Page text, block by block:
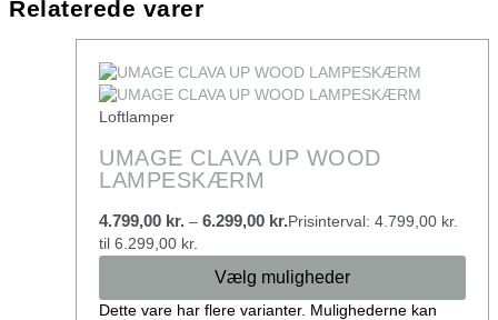
Relaterede varer
Loftlamper
UMAGE CLAVA UP WOOD
LAMPESKÆRM
4.799,00 kr. – 6.299,00 kr.Prisinterval: 4.799,00 kr.
til 6.299,00 kr.
Vælg muligheder
Dette vare har flere varianter. Mulighederne kan